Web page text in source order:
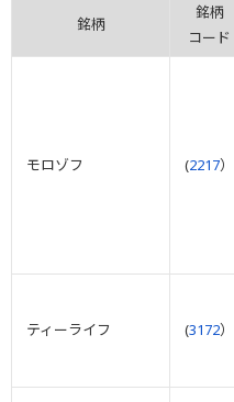
銘柄
銘柄
コード
モロゾフ (2217）
ティーライフ (3172）